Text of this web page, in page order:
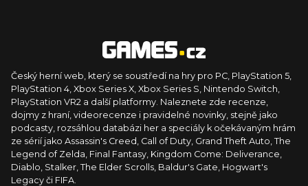
Český herní web, který se soustředí na hry pro PC, PlayStation 5,
PlayStation 4, Xbox Series X, Xbox Series S, Nintendo Switch,
PlayStation VR2 a další platformy. Naleznete zde recenze,
dojmy z hraní, videorecenze i pravidelné novinky, stejně jako
podcasty, rozsáhlou databázi her a speciály k očekávaným hrám
ze sérií jako Assassin's Creed, Call of Duty, Grand Theft Auto, The
Legend of Zelda, Final Fantasy, Kingdom Come: Deliverance,
Diablo, Stalker, The Elder Scrolls, Baldur's Gate, Hogwart's
Legacy či FIFA.